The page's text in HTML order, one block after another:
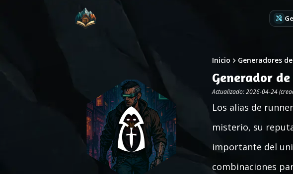
Inicio Generadores
Generador
Actualizado: 2026-04-24
Los alias de
misterio, su
importante del
combinaciones